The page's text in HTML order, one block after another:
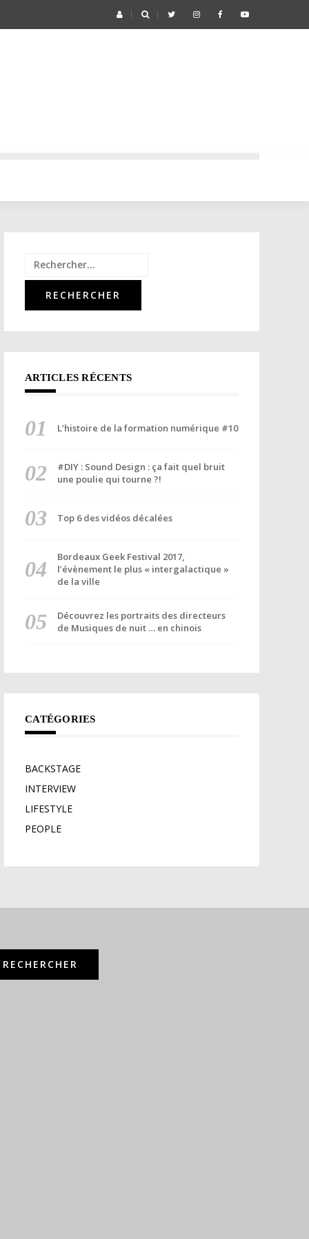
Rechercher :
ARTICLES RÉCENTS
L’histoire de la formation numérique #10
#DIY : Sound Design : ça fait quel bruit
une poulie qui tourne ?!
Top 6 des vidéos décalées
Bordeaux Geek Festival 2017,
l’évènement le plus « intergalactique »
de la ville
Découvrez les portraits des directeurs
de Musiques de nuit … en chinois
CATÉGORIES
BACKSTAGE
INTERVIEW
LIFESTYLE
PEOPLE